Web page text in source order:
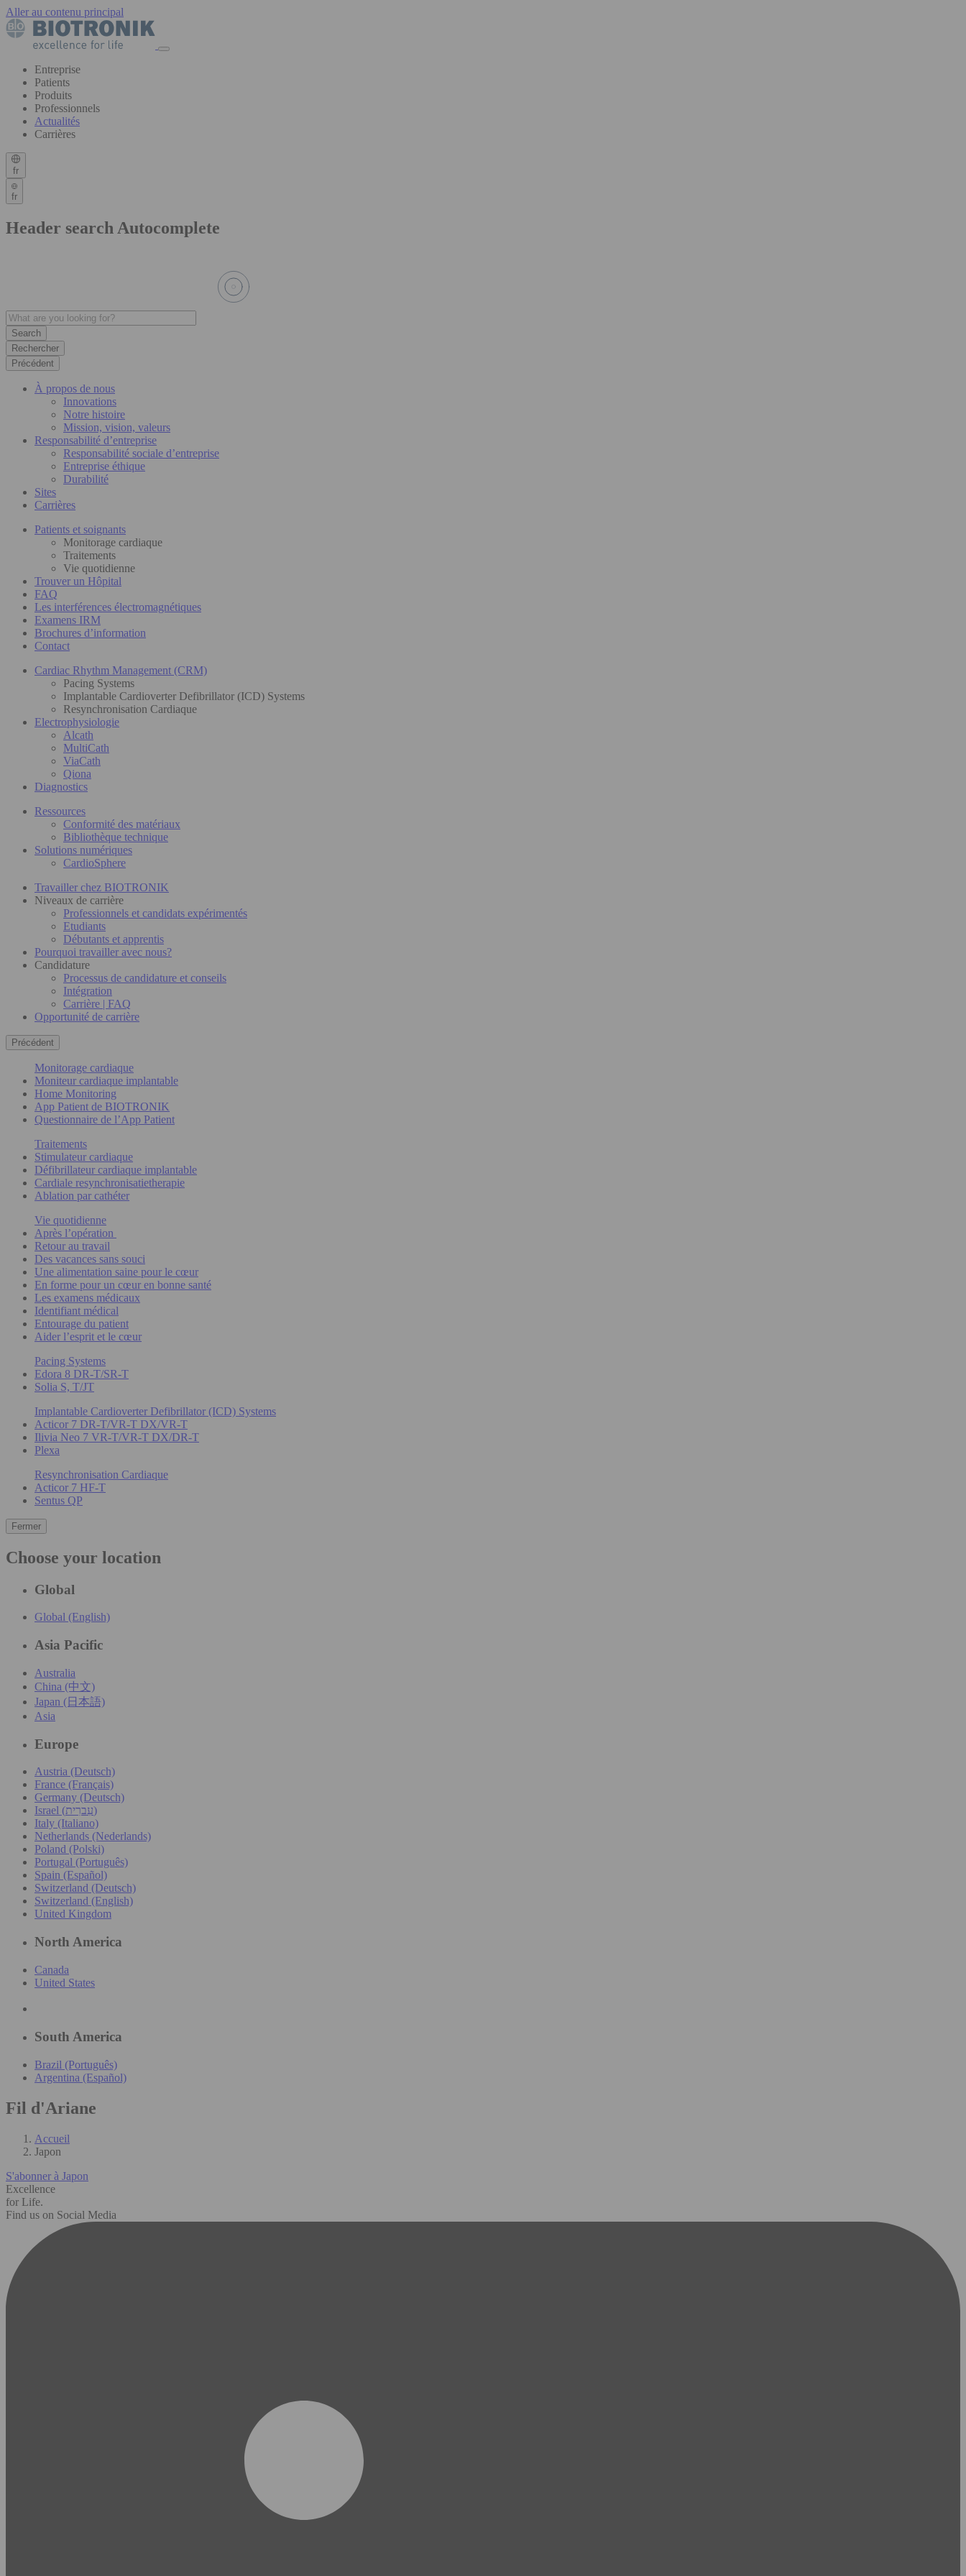
Aller au contenu principal
Entreprise
Patients
Produits
Professionnels
Actualités
Carrières
fr
fr
Header search Autocomplete
Rechercher
Précédent
À propos de nous
Innovations
Notre histoire
Mission, vision, valeurs
Responsabilité d’entreprise
Responsabilité sociale d’entreprise
Entreprise éthique
Durabilité
Sites
Carrières
Patients et soignants
Monitorage cardiaque
Traitements
Vie quotidienne
Trouver un Hôpital
FAQ
Les interférences électromagnétiques
Examens IRM
Brochures d’information
Contact
Cardiac Rhythm Management (CRM)
Pacing Systems
Implantable Cardioverter Defibrillator (ICD) Systems
Resynchronisation Cardiaque
Electrophysiologie
Alcath
MultiCath
ViaCath
Qiona
Diagnostics
Ressources
Conformité des matériaux
Bibliothèque technique
Solutions numériques
CardioSphere
Travailler chez BIOTRONIK
Niveaux de carrière
Professionnels et candidats expérimentés
Etudiants
Débutants et apprentis
Pourquoi travailler avec nous?
Candidature
Processus de candidature et conseils
Intégration
Carrière | FAQ
Opportunité de carrière
Précédent
Monitorage cardiaque
Moniteur cardiaque implantable
Home Monitoring
App Patient de BIOTRONIK
Questionnaire de l’App Patient
Traitements
Stimulateur cardiaque
Défibrillateur cardiaque implantable
Cardiale resynchronisatietherapie
Ablation par cathéter
Vie quotidienne
Après l’opération
Retour au travail
Des vacances sans souci
Une alimentation saine pour le cœur
En forme pour un cœur en bonne santé
Les examens médicaux
Identifiant médical
Entourage du patient
Aider l’esprit et le cœur
Pacing Systems
Edora 8 DR-T/SR-T
Solia S, T/JT
Implantable Cardioverter Defibrillator (ICD) Systems
Acticor 7 DR-T/VR-T DX/VR-T
Ilivia Neo 7 VR-T/VR-T DX/DR-T
Plexa
Resynchronisation Cardiaque
Acticor 7 HF-T
Sentus QP
Fermer
Choose your location
Global
Global (English)
Asia Pacific
Australia
China (中文)
Japan (日本語)
Asia
Europe
Austria (Deutsch)
France (Français)
Germany (Deutsch)
Israel (עִברִית)
Italy (Italiano)
Netherlands (Nederlands)
Poland (Polski)
Portugal (Português)
Spain (Español)
Switzerland (Deutsch)
Switzerland (English)
United Kingdom
North America
Canada
United States
South America
Brazil (Português)
Argentina (Español)
Fil d'Ariane
Accueil
Japon
S'abonner à Japon
Excellence
for Life.
Find us on Social Media